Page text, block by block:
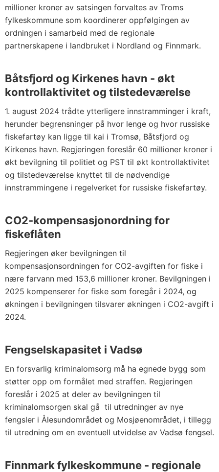
millioner kroner av satsingen forvaltes av Troms
fylkeskommune som koordinerer oppfølgingen av
ordningen i samarbeid med de regionale
partnerskapene i landbruket i Nordland og Finnmark.
Båtsfjord og Kirkenes havn - økt
kontrollaktivitet og tilstedeværelse
1. august 2024 trådte ytterligere innstramminger i kraft,
herunder begrensninger på hvor lenge og hvor russiske
fiskefartøy kan ligge til kai i Tromsø, Båtsfjord og
Kirkenes havn. Regjeringen foreslår 60 millioner kroner i
økt bevilgning til politiet og PST til økt kontrollaktivitet
og tilstedeværelse knyttet til de nødvendige
innstrammingene i regelverket for russiske fiskefartøy.
CO2-kompensasjonordning for
fiskeflåten
Regjeringen øker bevilgningen til
kompensasjonsordningen for CO2-avgiften for fiske i
nære farvann med 153,6 millioner kroner. Bevilgningen i
2025 kompenserer for fiske som foregår i 2024, og
økningen i bevilgningen tilsvarer økningen i CO2-avgift i
2024.
Fengselskapasitet i Vadsø
En forsvarlig kriminalomsorg må ha egnede bygg som
støtter opp om formålet med straffen. Regjeringen
foreslår i 2025 at deler av bevilgningen til
kriminalomsorgen skal gå til utredninger av nye
fengsler i Ålesundområdet og Mosjøenområdet, i tillegg
til utredning om en eventuell utvidelse av Vadsø fengsel.
Finnmark fylkeskommune - regionale